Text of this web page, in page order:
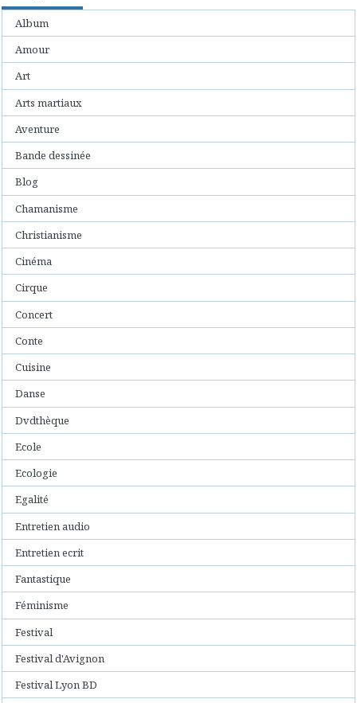
Album
Amour
Art
Arts martiaux
Aventure
Bande dessinée
Blog
Chamanisme
Christianisme
Cinéma
Cirque
Concert
Conte
Cuisine
Danse
Dvdthèque
Ecole
Ecologie
Egalité
Entretien audio
Entretien ecrit
Fantastique
Féminisme
Festival
Festival d'Avignon
Festival Lyon BD